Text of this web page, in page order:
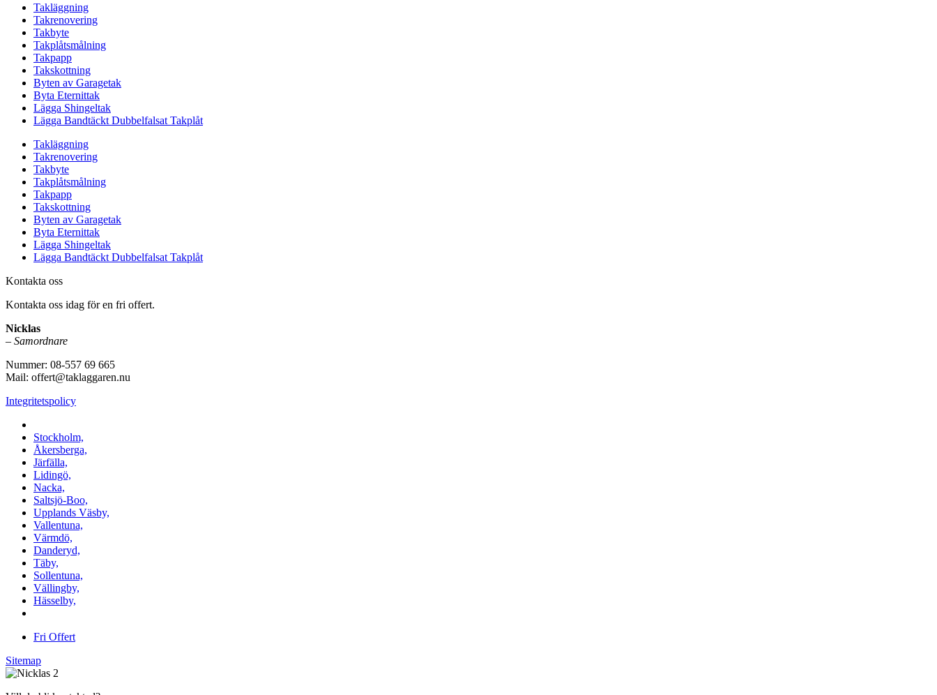
Takläggning
Takrenovering
Takbyte
Takplåtsmålning
Takpapp
Takskottning
Byten av Garagetak
Byta Eternittak
Lägga Shingeltak
Lägga Bandtäckt Dubbelfalsat Takplåt
Takläggning
Takrenovering
Takbyte
Takplåtsmålning
Takpapp
Takskottning
Byten av Garagetak
Byta Eternittak
Lägga Shingeltak
Lägga Bandtäckt Dubbelfalsat Takplåt
Kontakta oss
Kontakta oss idag för en fri offert.
Nicklas
– Samordnare
Nummer: 08-557 69 665
Mail: offert@taklaggaren.nu
Integritetspolicy
Stockholm,
Åkersberga,
Järfälla,
Lidingö,
Nacka,
Saltsjö-Boo,
Upplands Väsby,
Vallentuna,
Värmdö,
Danderyd,
Täby,
Sollentuna,
Vällingby,
Hässelby,
Fri Offert
Sitemap